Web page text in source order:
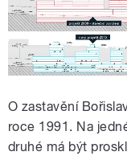
O zastavění
roce 1991. Na
druhé má být